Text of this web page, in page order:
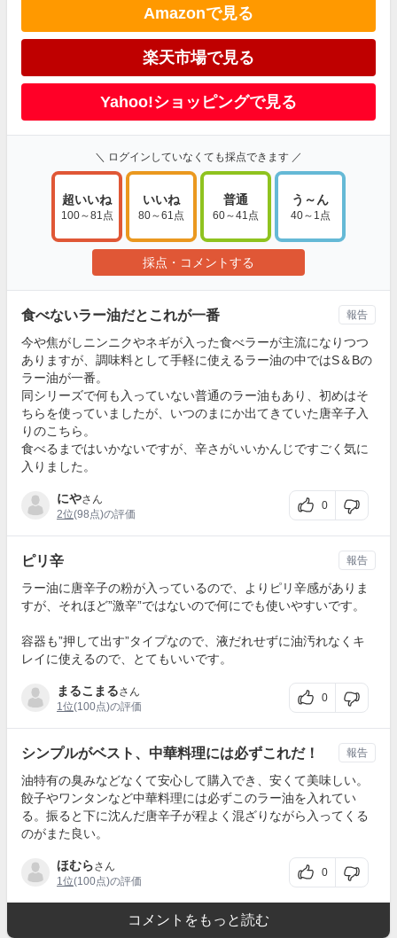
Amazonで見る
楽天市場で見る
Yahoo!ショッピングで見る
＼ ログインしていなくても採点できます ／
超いいね
100～81点
いいね
80～61点
普通
60～41点
う～ん
40～1点
採点・コメントする
食べないラー油だとこれが一番
今や焦がしニンニクやネギが入った食べラーが主流になりつつ
ありますが、調味料として手軽に使えるラー油の中ではS＆Bの
ラー油が一番。
同シリーズで何も入っていない普通のラー油もあり、初めはそ
ちらを使っていましたが、いつのまにか出てきていた唐辛子入
りのこちら。
食べるまではいかないですが、辛さがいいかんじですごく気に
入りました。
にやさん
2位(98点)の評価
0
報告
ピリ辛
ラー油に唐辛子の粉が入っているので、よりピリ辛感がありま
すが、それほど”激辛”ではないので何にでも使いやすいです。
容器も”押して出す”タイプなので、液だれせずに油汚れなくキ
レイに使えるので、とてもいいです。
まるこまるさん
1位(100点)の評価
0
報告
シンプルがベスト、中華料理には必ずこれだ！
油特有の臭みなどなくて安心して購入でき、安くて美味しい。
餃子やワンタンなど中華料理には必ずこのラー油を入れてい
る。振ると下に沈んだ唐辛子が程よく混ざりながら入ってくる
のがまた良い。
ほむらさん
1位(100点)の評価
0
報告
コメントをもっと読む